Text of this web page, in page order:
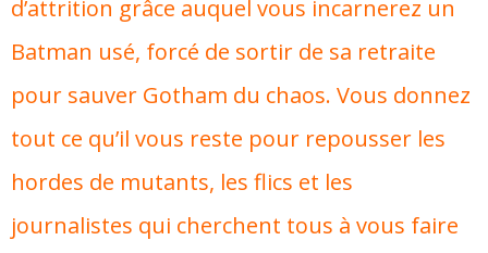
d’attrition grâce auquel vous incarnerez un
Batman usé, forcé de sortir de sa retraite
pour sauver Gotham du chaos. Vous donnez
tout ce qu’il vous reste pour repousser les
hordes de mutants, les flics et les
journalistes qui cherchent tous à vous faire